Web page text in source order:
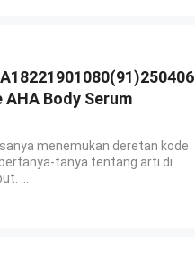
AHA Body Serum
menemukan deretan kode
tanya tentang arti di
...